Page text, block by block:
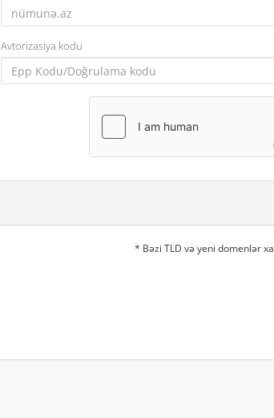
Avtorizasiya kodu
* Bəzi TLD və yeni domenlər